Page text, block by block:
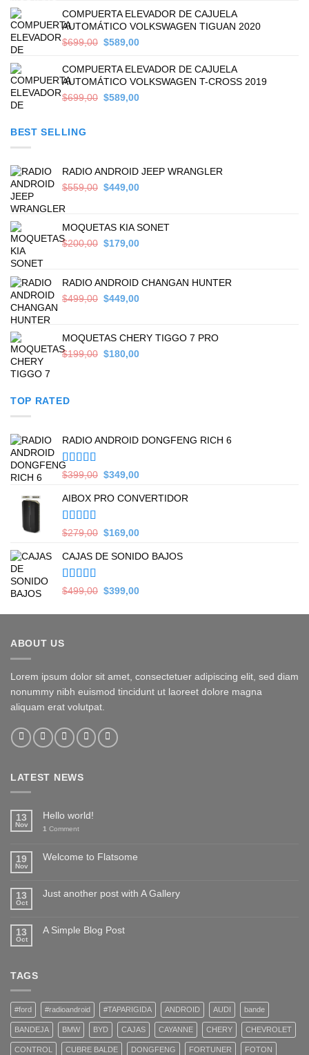
$599,00.$450,00.
COMPUERTA ELEVADOR DE CAJUELA
AUTOMÁTICO VOLKSWAGEN TIGUAN 2020
$699,00 Original
was:
$699,00.
$589,00Current
is:
$589,00.
COMPUERTA ELEVADOR DE CAJUELA
AUTOMÁTICO VOLKSWAGEN T-CROSS 2019
$699,00 Original
$589,00Current
BEST SELLING
RADIO ANDROID JEEP WRANGLER
$559,00 Original
$559,00.
$449,00Current
$449,00.
MOQUETAS KIA SONET
$200,00 Original
$200,00.
$179,00Current
$179,00.
RADIO ANDROID CHANGAN HUNTER
$499,00 Original
$499,00.
$449,00Current
$449,00.
MOQUETAS CHERY TIGGO 7 PRO
$199,00 Original
$180,00Current
TOP RATED
RADIO ANDROID DONGFENG RICH 6
Valorado en
$399,00 Original
was:
$349,00Current
is:
AIBOX PRO CONVERTIDOR
Valorado en
$279,00 Original
was:
$169,00Current
is:
CAJAS DE SONIDO BAJOS
Valorado en
$499,00 Original
was:
$399,00Current
is:
ABOUT US
Lorem ipsum dolor sit amet, consectetuer adipiscing elit, sed diam
nonummy nibh euismod tincidunt ut laoreet dolore magna
aliquam erat volutpat.
LATEST NEWS
13
Nov
Hello world!
1 Comment
19
Nov
Welcome to Flatsome
13
Oct
Just another post with A Gallery
13
Oct
A Simple Blog Post
TAGS
#ford #radioandroid #TAPARIGIDA ANDROID AUDI bande
BANDEJA BMW BYD CAJAS CAYANNE CHERY CHEVROLET
CONTROL CUBRE BALDE DONGFENG FORTUNER FOTON